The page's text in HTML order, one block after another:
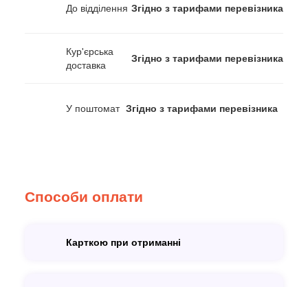
До відділення Згідно з тарифами перевізника
Кур'єрська
доставка
Згідно з тарифами перевізника
У поштомат Згідно з тарифами перевізника
Способи оплати
Карткою при отриманні